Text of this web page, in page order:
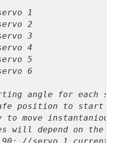
1
2
3
4
5
6
angle for each
position to start
instantaniously
will depend on the